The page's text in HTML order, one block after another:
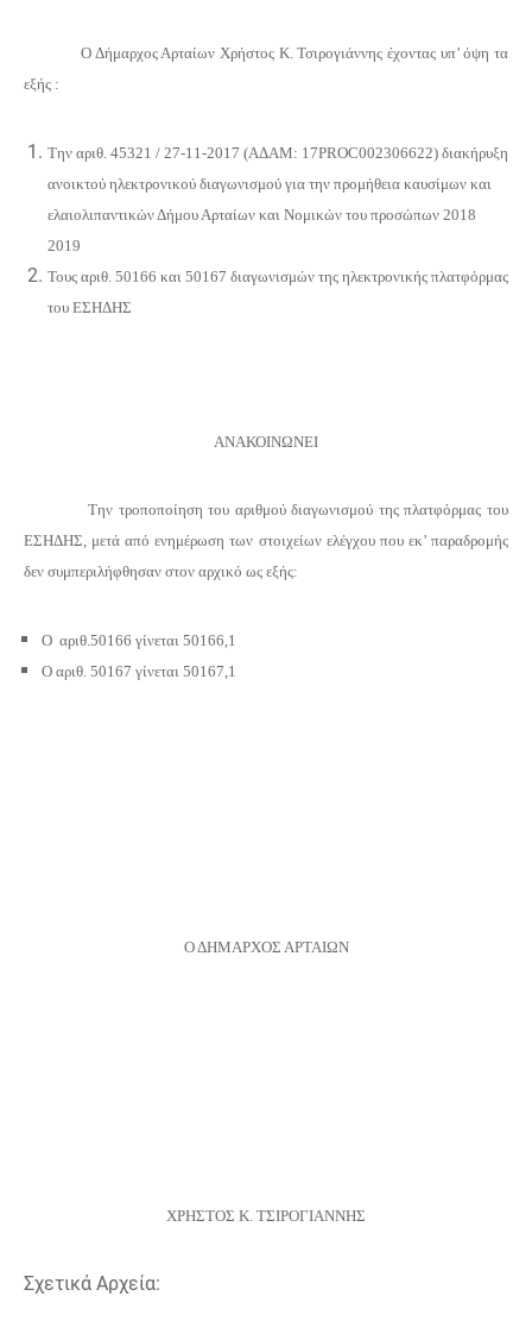
Ο Δήμαρχος Αρταίων Χρήστος Κ. Τσιρογιάννης έχοντας υπ’ όψη τα
εξής :
Την αριθ. 45321 / 27-11-2017 (ΑΔΑM: 17PROC002306622) διακήρυξη
ανοικτού ηλεκτρονικού διαγωνισμού για την προμήθεια καυσίμων και
ελαιολιπαντικών Δήμου Αρταίων και Νομικών του προσώπων 2018
2019
Τους αριθ. 50166 και 50167 διαγωνισμών της ηλεκτρονικής πλατφόρμας
του ΕΣΗΔΗΣ
ΑΝΑΚΟΙΝΩΝΕΙ
Την τροποποίηση του αριθμού διαγωνισμού της πλατφόρμας του
ΕΣΗΔΗΣ, μετά από ενημέρωση των στοιχείων ελέγχου που εκ’ παραδρομής
δεν συμπεριλήφθησαν στον αρχικό ως εξής:
Ο αριθ.50166 γίνεται 50166,1
Ο αριθ. 50167 γίνεται 50167,1
Ο ΔΗΜΑΡΧΟΣ ΑΡΤΑΙΩΝ
ΧΡΗΣΤΟΣ Κ. ΤΣΙΡΟΓΙΑΝΝΗΣ
Σχετικά Αρχεία: